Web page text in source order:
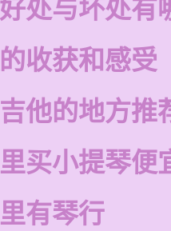
处与坏处有
收获和感受
他的地方推
买小提琴便
有琴行